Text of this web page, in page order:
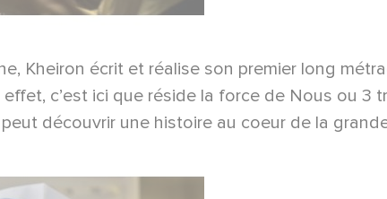
Kheiron écrit et réalise son premier long
c’est ici que réside la force de Nous ou 3
découvrir une histoire au coeur de la